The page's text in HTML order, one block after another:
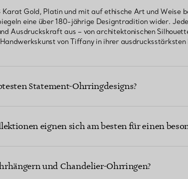
Karat Gold, Platin und mit auf ethische Art und Weise
eine über 180-jährige Designtradition wider.
Ausdruckskraft aus – von architektonischen
von Tiffany in ihrer ausdrucksstärksten
Statement-Ohrringdesigns?
eignen sich am besten für einen
und Chandelier-Ohrringen?